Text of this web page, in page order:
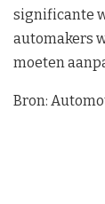
significante
automakers
moeten
Bron: